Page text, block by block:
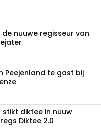
nuuwe regisseur van
Peejenland te gast bij
stikt diktee in nuuw
Diktee 2.0